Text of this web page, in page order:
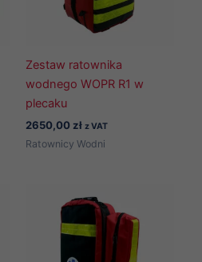
Zestaw ratownika
wodnego WOPR R1 w
plecaku
2650,00 zł z VAT
Ratownicy Wodni